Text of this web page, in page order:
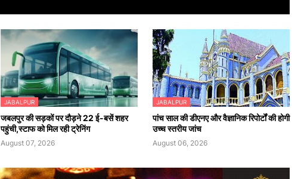
JABALPUR
जबलपुर की सड़कों पर दौड़ने 22 ई-बसें शहर
पहुंची,स्टाफ को मिल रही ट्रेनिंग
August 07, 2026
JABALPUR
पांच साल की डीएनए और वैज्ञानिक रिपोर्टों की होगी
उच्च स्तरीय जांच
August 06, 2026